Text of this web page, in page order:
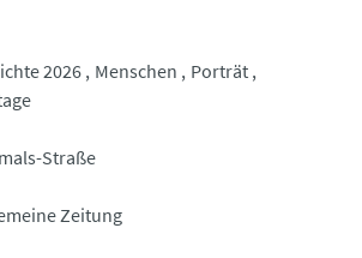
2026 Menschen
Porträt
Straße
Zeitung